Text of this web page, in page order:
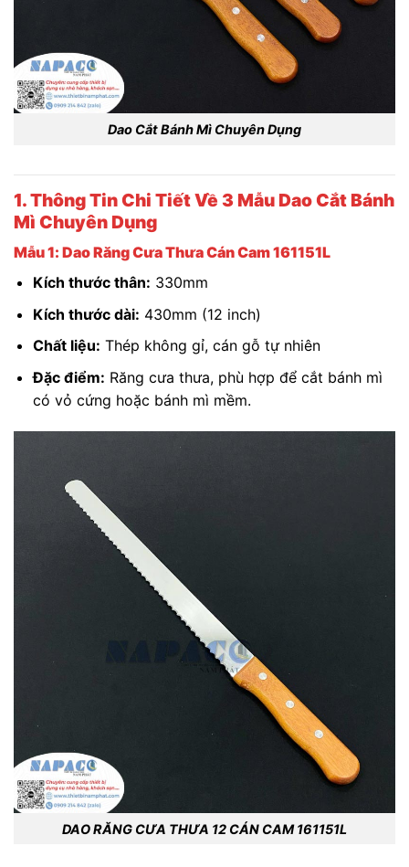
Dao Cắt Bánh Mì Chuyên Dụng
1. Thông Tin Chi Tiết Về 3 Mẫu Dao Cắt Bánh
Mì Chuyên Dụng
Mẫu 1: Dao Răng Cưa Thưa Cán Cam 161151L
Kích thước thân: 330mm
Kích thước dài: 430mm (12 inch)
Chất liệu: Thép không gỉ, cán gỗ tự nhiên
Đặc điểm: Răng cưa thưa, phù hợp để cắt bánh mì
có vỏ cứng hoặc bánh mì mềm.
DAO RĂNG CƯA THƯA 12 CÁN CAM 161151L